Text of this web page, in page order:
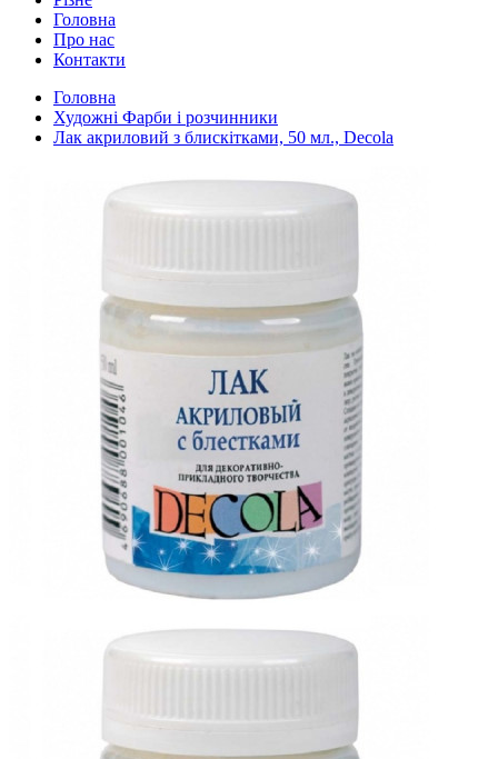
Головна
Про нас
Контакти
Головна
Художні Фарби і розчинники
Лак акриловий з блискітками, 50 мл., Decola